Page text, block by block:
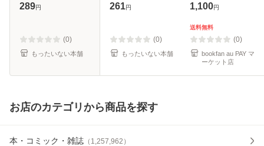
/ 文藝春秋 [文庫]
289円
(0)
もったいない本舗
[文庫]【メール便送
261円
(0)
もったいない本舗
1,100円
送料無料
(0)
bookfan au PAY マ
ーケット店
お店のカテゴリから商品を探す
本・コミック・雑誌 （ 1,257,962 ）